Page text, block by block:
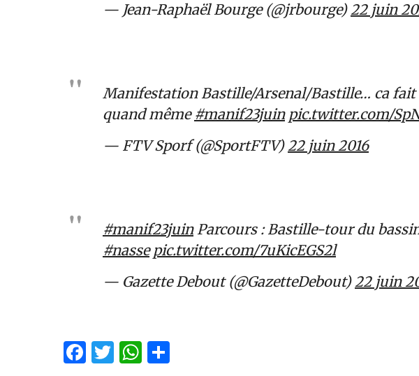
— Jean-Raphaël Bourge (@jrbourge)22 juin
Manifestation Bastille/Arsenal/Bastille… ca fait
quand même #manif23juin pic.twitter.com/
— FTV Sporf (@SportFTV)22 juin 2016
#manif23juinParcours : Bastille-tour du
#nasse pic.twitter.com/7uKicEGS2l
— Gazette Debout (@GazetteDebout)22 juin
Facebook
Twitter
WhatsApp